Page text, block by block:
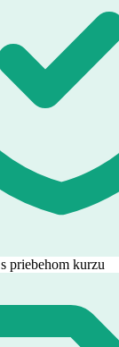
s priebehom kurzu